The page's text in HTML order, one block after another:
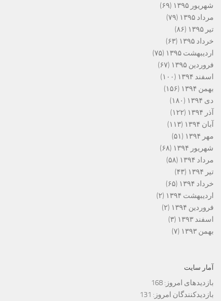
شهریور ۱۳۹۵
(۶۹)
مرداد ۱۳۹۵
(۷۹)
تیر ۱۳۹۵
(۸۶)
خرداد ۱۳۹۵
(۶۳)
اردیبهشت ۱۳۹۵
(۷۵)
فروردین ۱۳۹۵
(۶۷)
اسفند ۱۳۹۴
(۱۰۰)
بهمن ۱۳۹۴
(۱۵۶)
دی ۱۳۹۴
(۱۸۰)
آذر ۱۳۹۴
(۱۲۲)
آبان ۱۳۹۴
(۱۱۳)
مهر ۱۳۹۴
(۵۱)
شهریور ۱۳۹۴
(۶۸)
مرداد ۱۳۹۴
(۵۸)
تیر ۱۳۹۴
(۴۳)
خرداد ۱۳۹۴
(۶۵)
اردیبهشت ۱۳۹۴
(۲)
فروردین ۱۳۹۴
(۲)
اسفند ۱۳۹۳
(۳)
بهمن ۱۳۹۳
(۷)
آمار سایت
بازدیدهای امروز: 168
بازدیدکنندگان امروز: 131